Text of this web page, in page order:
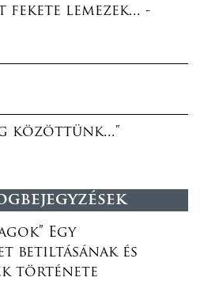
fekete lemezek... -
közöttünk..."
Egy
betiltásának és
története